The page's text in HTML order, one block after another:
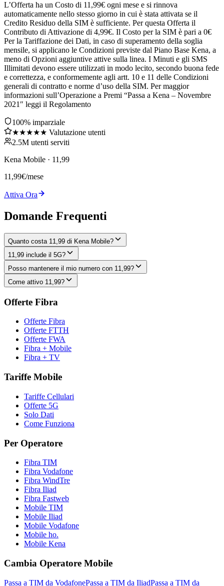
L’Offerta ha un Costo di 11,99€ ogni mese e si rinnova
automaticamente nello stesso giorno in cui è stata attivata se il
Credito Residuo della SIM è sufficiente. Per questa Offerta il
Contributo di Attivazione di 4,99€. Il Costo per la SIM è pari a 0€
Per la Tariffazione dei Dati, in caso di superamento della soglia
mensile, si applicano le Condizioni previste dal Piano Base Kena, a
meno di Opzioni aggiuntive attive sulla linea. I Minuti e gli SMS
Illimitati devono essere utilizzati in modo lecito, secondo buona fede
e correttezza, e conformemente agli artt. 10 e 11 delle Condizioni
generali di contratto e norme d’uso della SIM. Per maggior
informazioni sull’Operazione a Premi “Passa a Kena – Novembre
2021″ leggi il Regolamento
100% imparziale
★★★★★ Valutazione utenti
2.5M utenti serviti
Kena Mobile · 11,99
11,99€/mese
Attiva Ora
Domande Frequenti
Quanto costa 11,99 di Kena Mobile?
11,99 include il 5G?
Posso mantenere il mio numero con 11,99?
Come attivo 11,99?
Offerte Fibra
Offerte Fibra
Offerte FTTH
Offerte FWA
Fibra + Mobile
Fibra + TV
Tariffe Mobile
Tariffe Cellulari
Offerte 5G
Solo Dati
Come Funziona
Per Operatore
Fibra TIM
Fibra Vodafone
Fibra WindTre
Fibra Iliad
Fibra Fastweb
Mobile TIM
Mobile Iliad
Mobile Vodafone
Mobile ho.
Mobile Kena
Cambia Operatore Mobile
Passa a TIM da VodafonePassa a TIM da IliadPassa a TIM da